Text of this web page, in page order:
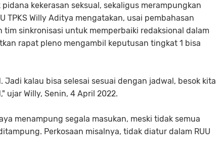
kekerasan seksual, sekaligus merampungkan
TPKS Willy Aditya mengatakan, usai pembahasan
sinkronisasi untuk memperbaiki redaksional dalam
rapat pleno mengambil keputusan tingkat 1 bisa
Jadi kalau bisa selesai sesuai dengan jadwal, besok kita
ujar Willy, Senin, 4 April 2022.
menampung segala masukan, meski tidak semua
Perkosaan misalnya, tidak diatur dalam RUU